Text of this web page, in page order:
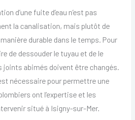
d’une fuite d’eau n’est pas
la canalisation, mais plutôt de
durable dans le temps. Pour
de dessouder le tuyau et de le
joints abimés doivent être changés.
nécessaire pour permettre une
ont l’expertise et les
situé à Isigny-sur-Mer.